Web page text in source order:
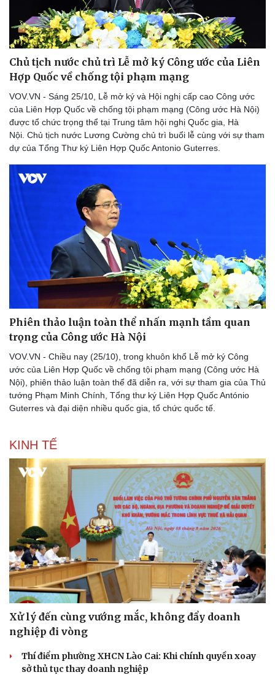
Thể thao
Bóng đá
eSports
Hậu trường
Ô tô - Xe máy
Ô tô
Chủ tịch nước chủ trì Lễ mở ký Công ước của Liên
Hợp Quốc về chống tội phạm mạng
VOV.VN - Sáng 25/10, Lễ mở ký và Hội nghị cấp cao Công ước
của Liên Hợp Quốc về chống tội phạm mạng (Công ước Hà Nội)
được tổ chức trọng thể tại Trung tâm hội nghị Quốc gia, Hà
Nội. Chủ tịch nước Lương Cường chủ trì buổi lễ cùng với sự tham
dự của Tổng Thư ký Liên Hợp Quốc Antonio Guterres.
Phiên thảo luận toàn thể nhấn mạnh tầm quan
trọng của Công ước Hà Nội
VOV.VN - Chiều nay (25/10), trong khuôn khổ Lễ mở ký Công
ước của Liên Hợp Quốc về chống tội phạm mạng (Công ước Hà
Nội), phiên thảo luận toàn thể đã diễn ra, với sự tham gia của Thủ
tướng Phạm Minh Chính, Tổng thư ký Liên Hợp Quốc António
Guterres và đại diện nhiều quốc gia, tổ chức quốc tế.
KINH TẾ
Xử lý đến cùng vướng mắc, không đẩy doanh
nghiệp đi vòng
Thí điểm phường XHCN Lào Cai: Khi chính quyền xoay
sở thủ tục thay doanh nghiệp